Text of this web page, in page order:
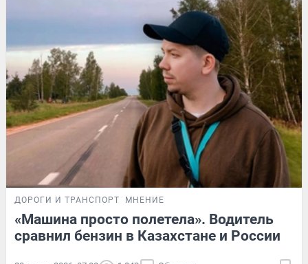
ДОРОГИ И ТРАНСПОРТ МНЕНИЕ
«Машина просто полетела». Водитель
сравнил бензин в Казахстане и России